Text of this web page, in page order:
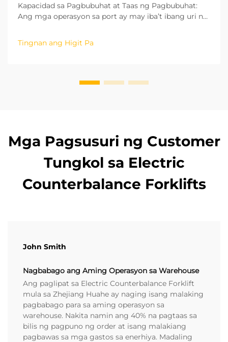
Kapacidad sa Pagbubuhat at Taas ng Pagbubuhat:
Ang mga operasyon sa port ay may iba’t ibang uri ng
hanggang sa maliit na aksesorya ng container, kaya
ang kapasidad sa pagbubuhat ay ang unang
Tingnan ang Higit Pa
Mga Pagsusuri ng Customer
Tungkol sa Electric
Counterbalance Forklifts
John Smith
Nagbabago ang Aming Operasyon sa Warehouse
Ang paglipat sa Electric Counterbalance Forklift
mula sa Zhejiang Huahe ay naging isang malaking
pagbabago para sa aming operasyon sa
warehouse. Nakita namin ang 40% na pagtaas sa
bilis ng pagpuno ng order at isang malakiang
pagbawas sa mga gastos sa enerhiya. Madaling